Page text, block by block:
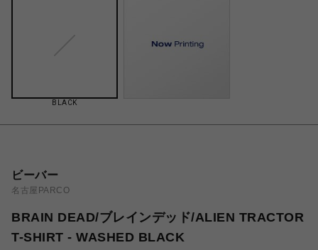
BLACK
ビーバー
名古屋PARCO
BRAIN DEAD/ブレインデッド/ALIEN TRACTOR
T-SHIRT - WASHED BLACK